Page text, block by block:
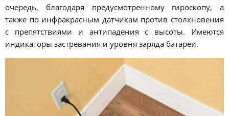
очередь, благодаря предусмотренному гироскопу, а
также по инфракрасным датчикам против столкновения
с препятствиями и антипадения с высоты. Имеются
индикаторы застревания и уровня заряда батареи.